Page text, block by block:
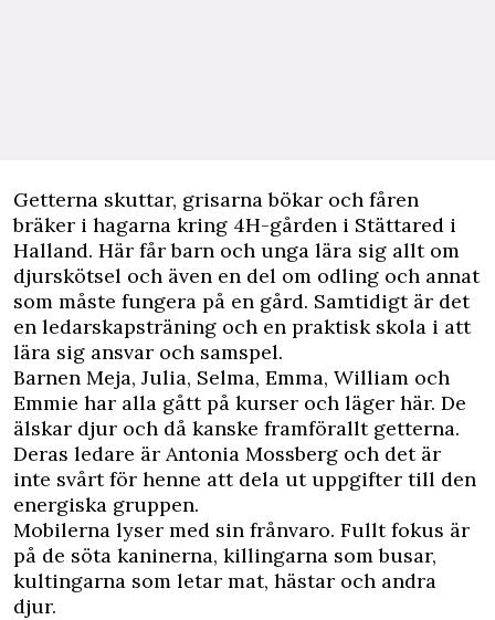
Getterna skuttar, grisarna bökar och fåren
bräker i hagarna kring 4H-gården i Stättared i
Halland. Här får barn och unga lära sig allt om
djurskötsel och även en del om odling och annat
som måste fungera på en gård. Samtidigt är det
en ledarskapsträning och en praktisk skola i att
lära sig ansvar och samspel.
Barnen Meja, Julia, Selma, Emma, William och
Emmie har alla gått på kurser och läger här. De
älskar djur och då kanske framförallt getterna.
Deras ledare är Antonia Mossberg och det är
inte svårt för henne att dela ut uppgifter till den
energiska gruppen.
Mobilerna lyser med sin frånvaro. Fullt fokus är
på de söta kaninerna, killingarna som busar,
kultingarna som letar mat, hästar och andra
djur.